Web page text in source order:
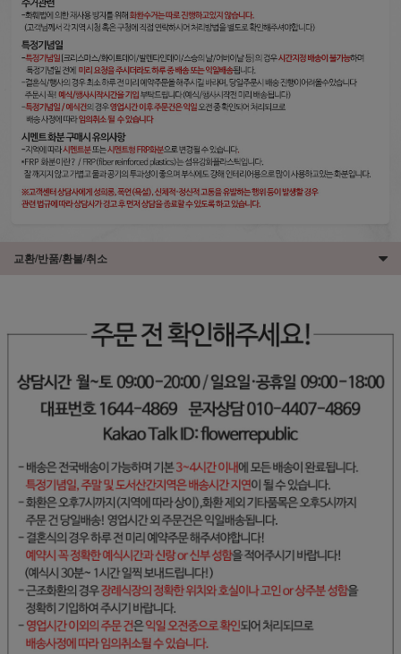
교환/반품/환불/취소